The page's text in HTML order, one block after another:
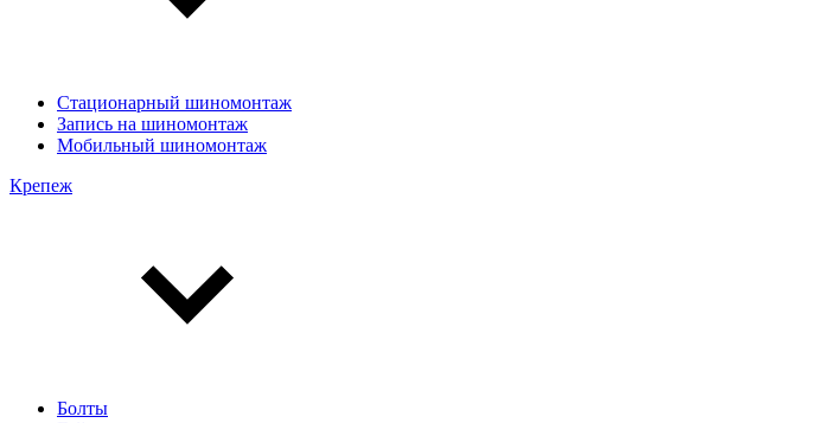
Стационарный шиномонтаж
Запись на шиномонтаж
Мобильный шиномонтаж
Крепеж
Болты